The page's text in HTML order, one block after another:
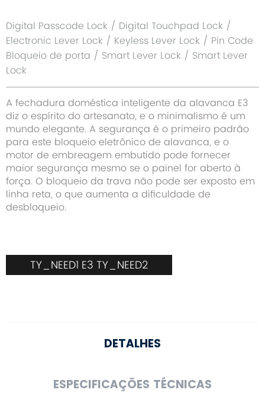
Digital Passcode Lock / Digital Touchpad Lock /
Electronic Lever Lock / Keyless Lever Lock / Pin Code
Bloqueio de porta / Smart Lever Lock / Smart Lever
Lock
A fechadura doméstica inteligente da alavanca E3
diz o espírito do artesanato, e o minimalismo é um
mundo elegante. A segurança é o primeiro padrão
para este bloqueio eletrônico de alavanca, e o
motor de embreagem embutido pode fornecer
maior segurança mesmo se o painel for aberto à
força. O bloqueio da trava não pode ser exposto em
linha reta, o que aumenta a dificuldade de
desbloqueio.
TY_NEED1 E3 TY_NEED2
DETALHES
ESPECIFICAÇÕES TÉCNICAS